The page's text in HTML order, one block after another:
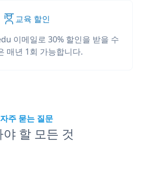
교육 할인
이메일로 30% 할인을 받을 수
매년 1회 가능합니다.
자주 묻는 질문
야 할 모든 것